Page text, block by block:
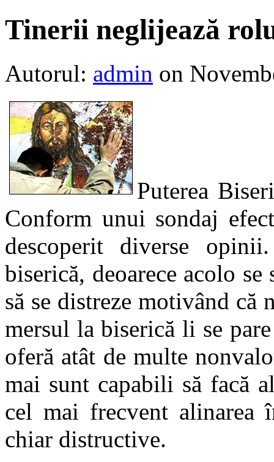
Tinerii neglijează
Autorul: admin on
Puterea
Conform unui sondaj
descoperit diverse
biserică, deoarece acolo
să se distreze motivând că
mersul la biserică li se
oferă atât de multe
mai sunt capabili să facă
cel mai frecvent alinarea
chiar distructive.